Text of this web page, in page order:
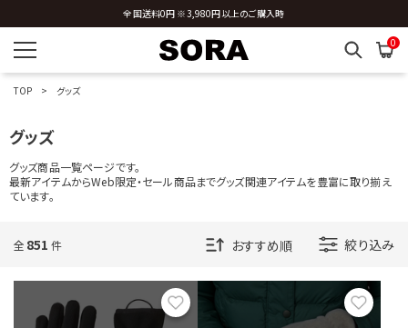
全国送料0円 ※3,980円以上のご購入時
0
TOP グッズ
グッズ
グッズ商品一覧ページです。
最新アイテムからWeb限定・セール商品までグッズ関連アイテムを豊富に取り揃え
ています。
全 851 件 絞り込み
お気に入り お気